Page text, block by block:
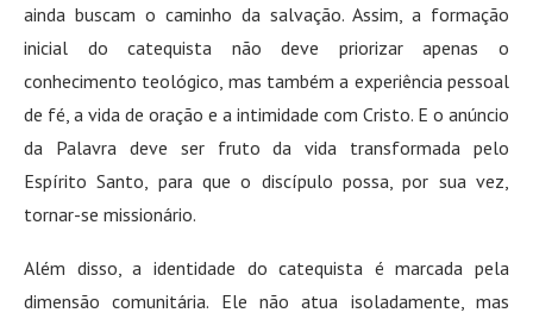
ainda buscam o caminho da salvação. Assim, a formação
inicial do catequista não deve priorizar apenas o
conhecimento teológico, mas também a experiência pessoal
de fé, a vida de oração e a intimidade com Cristo. E o anúncio
da Palavra deve ser fruto da vida transformada pelo
Espírito Santo, para que o discípulo possa, por sua vez,
tornar-se missionário.
Além disso, a identidade do catequista é marcada pela
dimensão comunitária. Ele não atua isoladamente, mas